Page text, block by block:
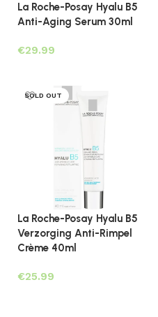
La Roche-Posay Hyalu B5
Anti-Aging Serum 30ml
€
SOLD OUT
La Roche-Posay Hyalu B5
Verzorging Anti-Rimpel
Crème 40ml
€